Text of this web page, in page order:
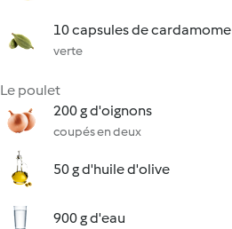
10 capsules de cardamome
verte
Le poulet
200 g d'oignons
coupés en deux
50 g d'huile d'olive
900 g d'eau